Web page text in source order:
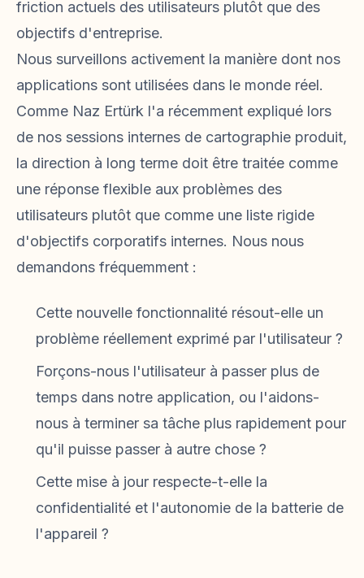
friction actuels des utilisateurs plutôt que des
objectifs d'entreprise.
Nous surveillons activement la manière dont nos
applications sont utilisées dans le monde réel.
Comme Naz Ertürk l'a récemment expliqué lors
de nos sessions internes de cartographie produit,
la direction à long terme doit être traitée comme
une réponse flexible aux problèmes des
utilisateurs plutôt que comme une liste rigide
d'objectifs corporatifs internes. Nous nous
demandons fréquemment :
Cette nouvelle fonctionnalité résout-elle un
problème réellement exprimé par l'utilisateur ?
Forçons-nous l'utilisateur à passer plus de
temps dans notre application, ou l'aidons-
nous à terminer sa tâche plus rapidement pour
qu'il puisse passer à autre chose ?
Cette mise à jour respecte-t-elle la
confidentialité et l'autonomie de la batterie de
l'appareil ?